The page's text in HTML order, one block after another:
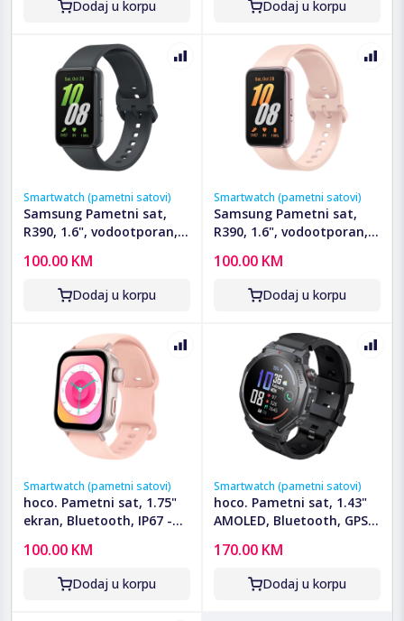
Dodaj u korpu Dodaj u korpu
Smartwatch (pametni satovi)
Samsung Pametni sat,
R390, 1.6", vodootporan,
Galaxy Fit3; R390 Black
100.00 KM
Dodaj u korpu
Smartwatch (pametni satovi)
Samsung Pametni sat,
R390, 1.6", vodootporan,
Galaxy Fit3 Pink Gold
100.00 KM
Dodaj u korpu
Smartwatch (pametni satovi)
hoco. Pametni sat, 1.75"
ekran, Bluetooth, IP67 -
100.00 KM
Dodaj u korpu
Smartwatch (pametni satovi)
hoco. Pametni sat, 1.43"
AMOLED, Bluetooth, GPS,
170.00 KM
Dodaj u korpu